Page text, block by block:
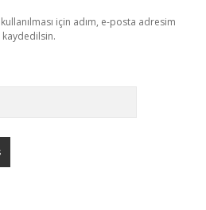
için adım, e-posta adresim
kaydedilsin.